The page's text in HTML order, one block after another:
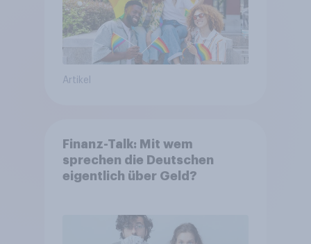
Artikel
Finanz-Talk: Mit wem
sprechen die Deutschen
eigentlich über Geld?